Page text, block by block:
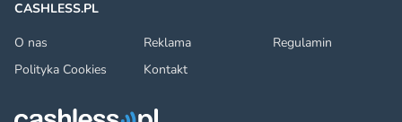
CASHLESS.PL
O nas
Reklama
Regulamin
Polityka Cookies
Kontakt